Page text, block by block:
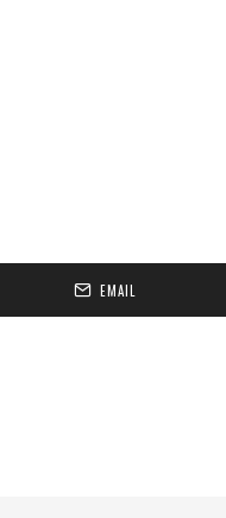
EMAIL